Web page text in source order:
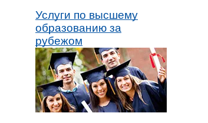
Услуги по высшему
образованию за
рубежом